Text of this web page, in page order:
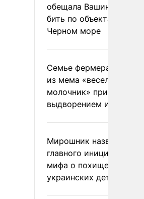
обещала Вашингтону не
бить по объектам КТК в
Черном море
Семье фермера
из мема «веселый
молочник» пригрозили
выдворением из
Мирошник назвал
главного инициатора
мифа о похищении
украинских детей